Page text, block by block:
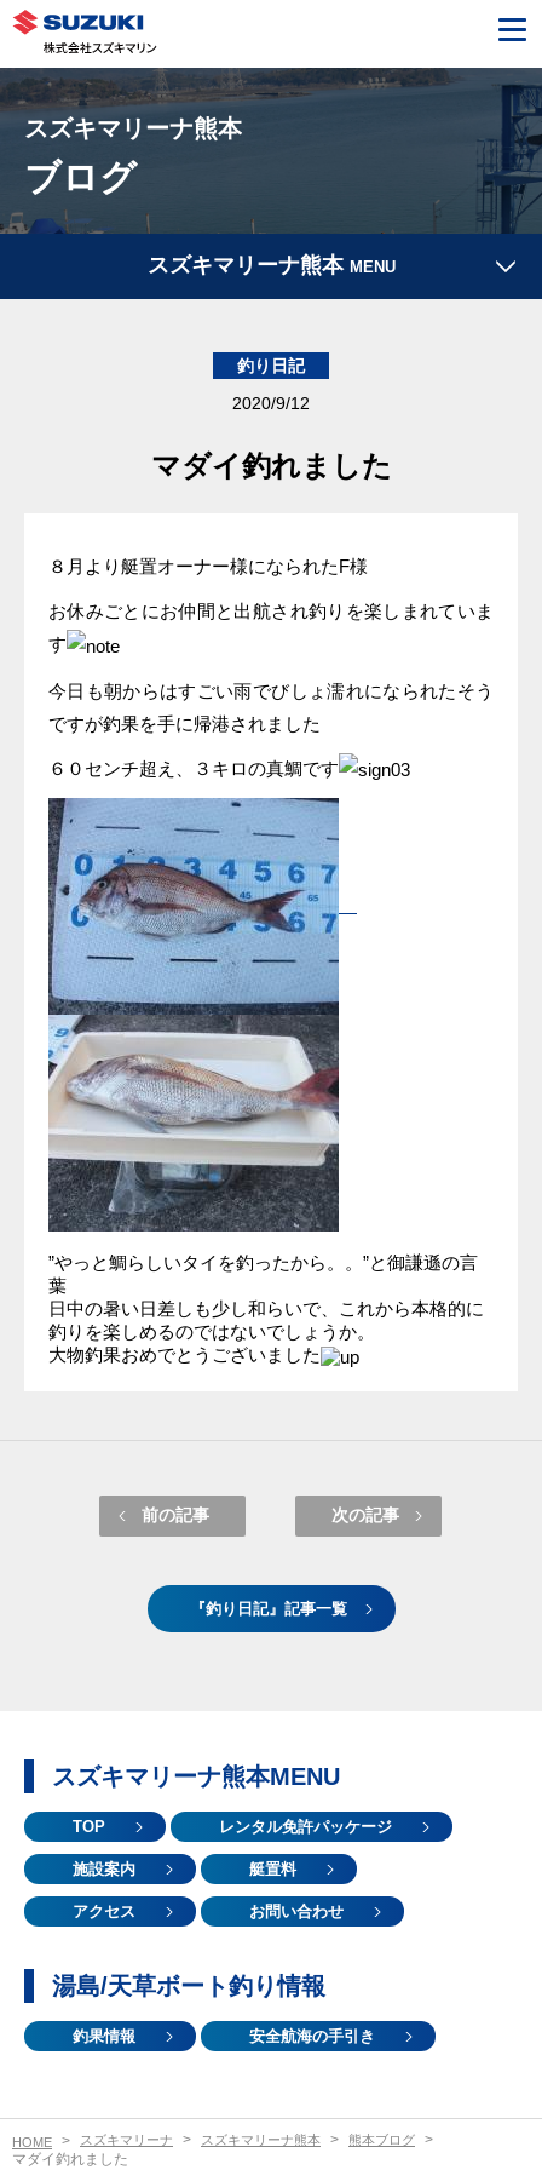
スズキマリーナ熊本
ブログ
スズキマリーナ熊本 MENU
釣り日記
2020/9/12
マダイ釣れました
８月より艇置オーナー様になられたF様
お休みごとにお仲間と出航され釣りを楽しまれていま
す
今日も朝からはすごい雨でびしょ濡れになられたそう
ですが釣果を手に帰港されました
６０センチ超え、３キロの真鯛です
”やっと鯛らしいタイを釣ったから。。”と御謙遜の言
葉
日中の暑い日差しも少し和らいで、これから本格的に
釣りを楽しめるのではないでしょうか。
大物釣果おめでとうございました
前の記事 次の記事
『釣り日記』記事一覧
スズキマリーナ熊本MENU
TOP レンタル免許パッケージ
施設案内 艇置料
アクセス お問い合わせ
湯島/天草ボート釣り情報
釣果情報 安全航海の手引き
HOME スズキマリーナ スズキマリーナ熊本 熊本ブログ
マダイ釣れました